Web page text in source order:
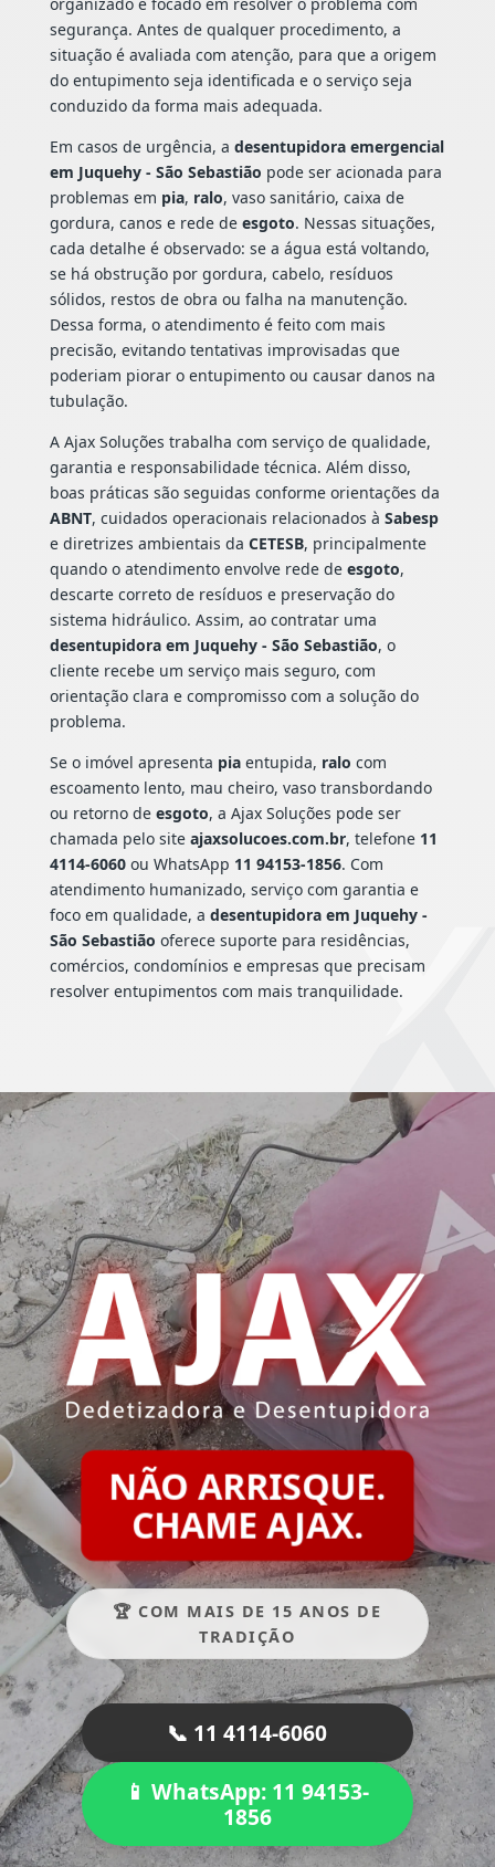
segurança. Antes de qualquer procedimento, a
situação é avaliada com atenção, para que a origem
do entupimento seja identificada e o serviço seja
conduzido da forma mais adequada.
Em casos de urgência, a desentupidora emergencial
em Juquehy - São Sebastião pode ser acionada para
problemas em pia, ralo, vaso sanitário, caixa de
gordura, canos e rede de esgoto. Nessas situações,
cada detalhe é observado: se a água está voltando,
se há obstrução por gordura, cabelo, resíduos
sólidos, restos de obra ou falha na manutenção.
Dessa forma, o atendimento é feito com mais
precisão, evitando tentativas improvisadas que
poderiam piorar o entupimento ou causar danos na
tubulação.
A Ajax Soluções trabalha com serviço de qualidade,
garantia e responsabilidade técnica. Além disso,
boas práticas são seguidas conforme orientações da
ABNT, cuidados operacionais relacionados à Sabesp
e diretrizes ambientais da CETESB, principalmente
quando o atendimento envolve rede de esgoto,
descarte correto de resíduos e preservação do
sistema hidráulico. Assim, ao contratar uma
desentupidora em Juquehy - São Sebastião, o
cliente recebe um serviço mais seguro, com
orientação clara e compromisso com a solução do
problema.
Se o imóvel apresenta piaentupida, ralo com
escoamento lento, mau cheiro, vaso transbordando
ou retorno de esgoto, a Ajax Soluções pode ser
chamada pelo site ajaxsolucoes.com.br, telefone 11
4114-6060ou WhatsApp 11 94153-1856. Com
atendimento humanizado, serviço com garantia e
foco em qualidade, a desentupidora em Juquehy -
São Sebastião oferece suporte para residências,
comércios, condomínios e empresas que precisam
resolver entupimentos com mais tranquilidade.
NÃO ARRISQUE.
CHAME AJAX.
🏆 COM MAIS DE 15 ANOS DE
TRADIÇÃO
📞 11 4114-6060
📱 WhatsApp: 11 94153-
1856